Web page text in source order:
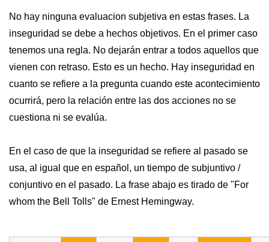
No hay ninguna evaluacion subjetiva en estas frases. La
inseguridad se debe a hechos objetivos. En el primer caso
tenemos una regla. No dejarán entrar a todos aquellos que
vienen con retraso. Esto es un hecho. Hay inseguridad en
cuanto se refiere a la pregunta cuando este acontecimiento
ocurrirá, pero la relación entre las dos acciones no se
cuestiona ni se evalúa.
En el caso de que la inseguridad se refiere al pasado se
usa, al igual que en español, un tiempo de subjuntivo /
conjuntivo en el pasado. La frase abajo es tirado de "For
whom the Bell Tolls" de Ernest Hemingway.